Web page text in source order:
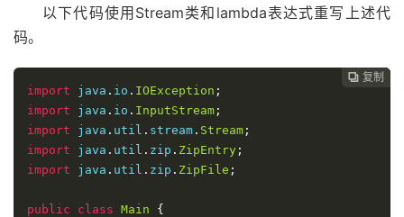
以下代码使用Stream类和lambda表达式重写上述代
码。
 复制
 复制
 复制
import java . io . IOException ;
import java . io . InputStream ;
import java . util . stream . Stream ;
import java . util . zip . ZipEntry ;
import java . util . zip . ZipFile ;
public class Main
{